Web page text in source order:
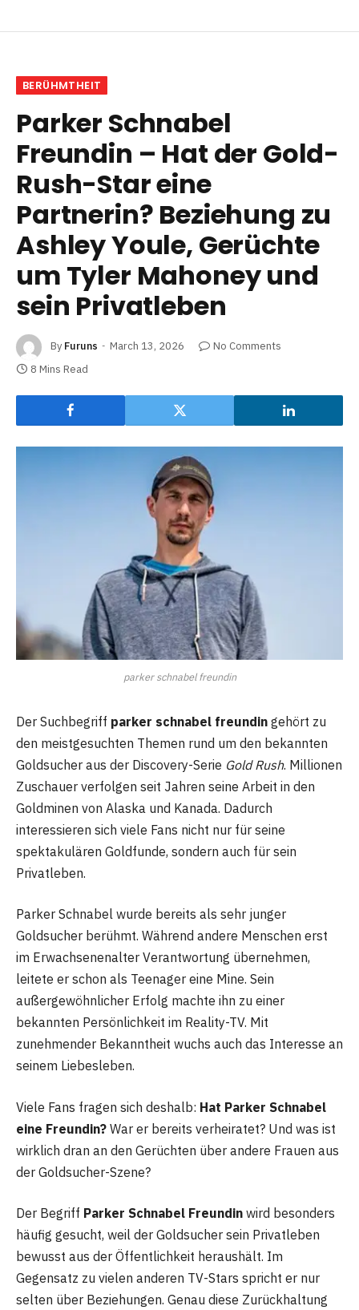
BERÜHMTHEIT
Parker Schnabel
Freundin – Hat der Gold-
Rush-Star eine
Partnerin? Beziehung zu
Ashley Youle, Gerüchte
um Tyler Mahoney und
sein Privatleben
By Furuns March 13, 2026
No Comments
8 Mins Read
parker schnabel freundin
Der Suchbegriff parker schnabel freundin gehört zu
den meistgesuchten Themen rund um den bekannten
Goldsucher aus der Discovery-Serie Gold Rush. Millionen
Zuschauer verfolgen seit Jahren seine Arbeit in den
Goldminen von Alaska und Kanada. Dadurch
interessieren sich viele Fans nicht nur für seine
spektakulären Goldfunde, sondern auch für sein
Privatleben.
Parker Schnabel wurde bereits als sehr junger
Goldsucher berühmt. Während andere Menschen erst
im Erwachsenenalter Verantwortung übernehmen,
leitete er schon als Teenager eine Mine. Sein
außergewöhnlicher Erfolg machte ihn zu einer
bekannten Persönlichkeit im Reality-TV. Mit
zunehmender Bekanntheit wuchs auch das Interesse an
seinem Liebesleben.
Viele Fans fragen sich deshalb: Hat Parker Schnabel
eine Freundin? War er bereits verheiratet? Und was ist
wirklich dran an den Gerüchten über andere Frauen aus
der Goldsucher-Szene?
Der Begriff Parker Schnabel Freundin wird besonders
häufig gesucht, weil der Goldsucher sein Privatleben
bewusst aus der Öffentlichkeit heraushält. Im
Gegensatz zu vielen anderen TV-Stars spricht er nur
selten über Beziehungen. Genau diese Zurückhaltung